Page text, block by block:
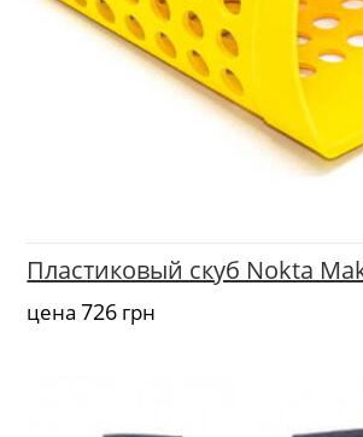
Пластиковый скуб Nokta
цена726 грн